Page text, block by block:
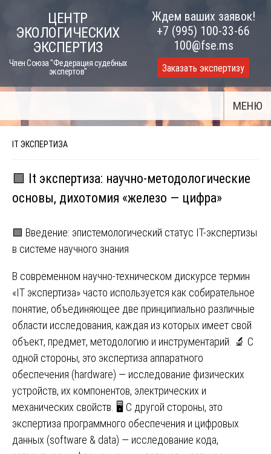
content
ЦЕНТР
ЭКОЛОГИЧЕСКИХ
ЭКСПЕРТИЗ
Член Союза "Федерация судебных
экспертов"
Ждем ваших заявок!
+7 (995) 100-33-66
100@fse.ms
Заказать экспертизу
МЕНЮ
IT ЭКСПЕРТИЗА
🟩 It экспертиза: научно-методологические
основы, дихотомия «железо — цифра»
🟩 Введение: эпистемологический статус IT-экспертизы
в системе научного знания
В современном научно-техническом дискурсе термин
«IT экспертиза» часто используется как собирательное
понятие, объединяющее две принципиально различные
области исследования, каждая из которых имеет свой
объект, предмет, методологию и инструментарий. 🔬 С
одной стороны, это экспертиза аппаратного
обеспечения (hardware) — исследование физических
устройств, их компонентов, электрических и
механических свойств. 🖥️ С другой стороны, это
экспертиза программного обеспечения и цифровых
данных (software & data) — исследование кода,